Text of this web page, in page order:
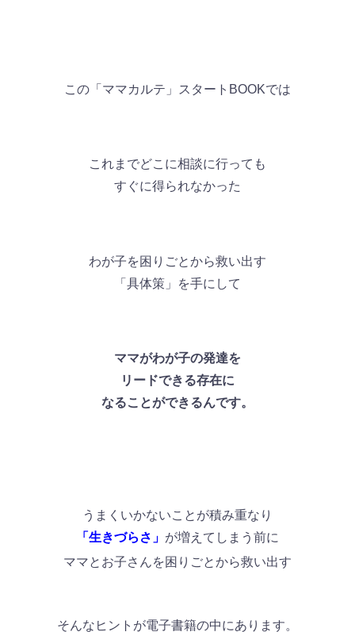
この「ママカルテ」スタートBOOKでは
これまでどこに相談に行っても
すぐに得られなかった
わが子を困りごとから救い出す
「具体策」を手にして
ママがわが子の発達を
リードできる存在に
なることができるんです。
うまくいかないことが積み重なり
「生きづらさ」 が増えてしまう前に
ママとお子さんを困りごとから救い出す
そんなヒントが電子書籍の中にあります。